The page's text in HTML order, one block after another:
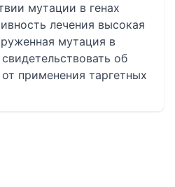
мутации в генах
лечения высокая
мутация в
об
применения таргетных